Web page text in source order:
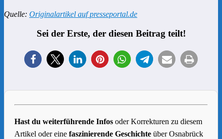
Quelle: Originalartikel auf presseportal.de
Sei der Erste, der diesen Beitrag teilt!
Hast du weiterführende Infos oder Korrekturen zu diesem
Artikel oder eine faszinierende Geschichte über Osnabrück